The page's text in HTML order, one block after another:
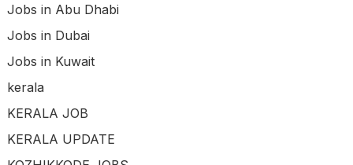
Jobs in Abu Dhabi
Jobs in Dubai
Jobs in Kuwait
kerala
KERALA JOB
KERALA UPDATE